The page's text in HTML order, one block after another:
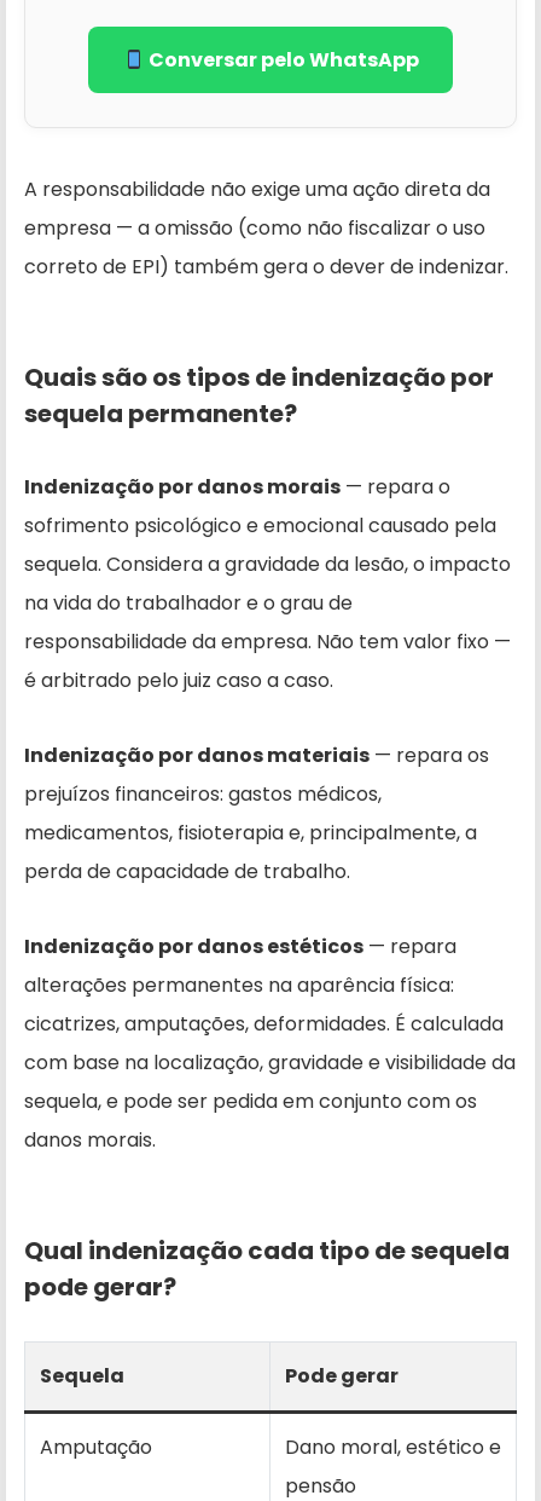
Conversar pelo WhatsApp
A responsabilidade não exige uma ação direta da
empresa — a omissão (como não fiscalizar o uso
correto de EPI) também gera o dever de indenizar.
Quais são os tipos de indenização por
sequela permanente?
Indenização por danos morais — repara o
sofrimento psicológico e emocional causado pela
sequela. Considera a gravidade da lesão, o impacto
na vida do trabalhador e o grau de
responsabilidade da empresa. Não tem valor fixo —
é arbitrado pelo juiz caso a caso.
Indenização por danos materiais — repara os
prejuízos financeiros: gastos médicos,
medicamentos, fisioterapia e, principalmente, a
perda de capacidade de trabalho.
Indenização por danos estéticos — repara
alterações permanentes na aparência física:
cicatrizes, amputações, deformidades. É calculada
com base na localização, gravidade e visibilidade da
sequela, e pode ser pedida em conjunto com os
danos morais.
Qual indenização cada tipo de sequela
pode gerar?
Sequela Pode gerar
Amputação
Dano moral, estético e
pensão